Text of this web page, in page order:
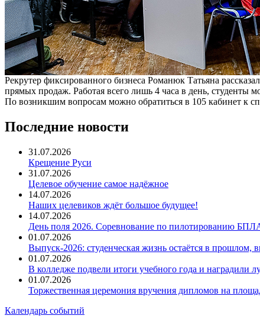
Рекрутер фиксированного бизнеса Романюк Татьяна
прямых продаж. Работая всего лишь 4 часа в день, студенты
По возникшим вопросам можно обратиться в 105 кабинет к
Последние новости
31.07.2026
Крещение Руси
31.07.2026
Целевое обучение самое надёжное
14.07.2026
Наших целевиков ждёт большое будущее!
14.07.2026
День поля 2026. Соревнование по пилотированию
01.07.2026
Выпуск-2026: студенческая жизнь остаётся в
01.07.2026
В колледже подвели итоги учебного года и наградили
01.07.2026
Торжественная церемония вручения дипломов на
Календарь событий